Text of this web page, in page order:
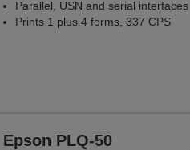
Parallel, USN and serial interfaces
Prints 1 plus 4 forms, 337 CPS
Epson PLQ-50